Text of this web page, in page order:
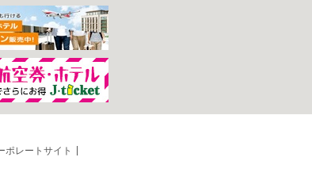
ポレートサイト